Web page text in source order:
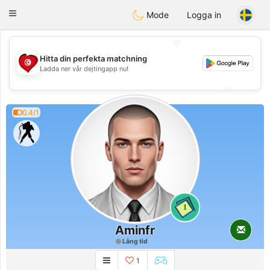
Tunisia Dating
Toggle
Mode Logga in
💖
💕
💕
Hitta din perfekta matchning
Ladda ner vår dejtingapp nu!
0.4/1
1
Aminfr
Lång tid
1